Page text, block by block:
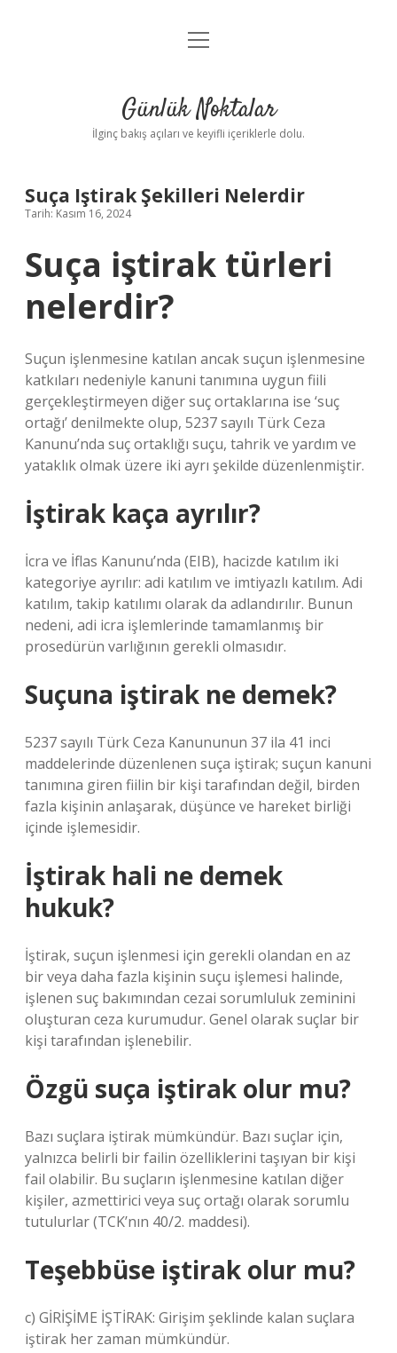
Anasayfa
Yasal Uyarı
menüyü
Günlük Noktalar
İlginç bakış açıları ve keyifli içeriklerle dolu.
Suça Iştirak Şekilleri Nelerdir
Tarih: Kasım 16, 2024
Suça iştirak türleri
nelerdir?
Suçun işlenmesine katılan ancak suçun işlenmesine
katkıları nedeniyle kanuni tanımına uygun fiili
gerçekleştirmeyen diğer suç ortaklarına ise ‘suç
ortağı’ denilmekte olup, 5237 sayılı Türk Ceza
Kanunu’nda suç ortaklığı suçu, tahrik ve yardım ve
yataklık olmak üzere iki ayrı şekilde düzenlenmiştir.
İştirak kaça ayrılır?
İcra ve İflas Kanunu’nda (EIB), hacizde katılım iki
kategoriye ayrılır: adi katılım ve imtiyazlı katılım. Adi
katılım, takip katılımı olarak da adlandırılır. Bunun
nedeni, adi icra işlemlerinde tamamlanmış bir
prosedürün varlığının gerekli olmasıdır.
Suçuna iştirak ne demek?
5237 sayılı Türk Ceza Kanununun 37 ila 41 inci
maddelerinde düzenlenen suça iştirak; suçun kanuni
tanımına giren fiilin bir kişi tarafından değil, birden
fazla kişinin anlaşarak, düşünce ve hareket birliği
içinde işlemesidir.
İştirak hali ne demek
hukuk?
İştirak, suçun işlenmesi için gerekli olandan en az
bir veya daha fazla kişinin suçu işlemesi halinde,
işlenen suç bakımından cezai sorumluluk zeminini
oluşturan ceza kurumudur. Genel olarak suçlar bir
kişi tarafından işlenebilir.
Özgü suça iştirak olur mu?
Bazı suçlara iştirak mümkündür. Bazı suçlar için,
yalnızca belirli bir failin özelliklerini taşıyan bir kişi
fail olabilir. Bu suçların işlenmesine katılan diğer
kişiler, azmettirici veya suç ortağı olarak sorumlu
tutulurlar (TCK’nın 40/2. maddesi).
Teşebbüse iştirak olur mu?
c) GİRİŞİME İŞTİRAK: Girişim şeklinde kalan suçlara
iştirak her zaman mümkündür.